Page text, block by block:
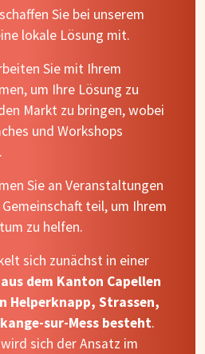
Sie bei unserem
lokale Lösung mit.
Sie mit Ihrem
um Ihre Lösung zu
Markt zu bringen, wobei
und Workshops
Sie an Veranstaltungen
teil, um Ihrem
zu helfen.
sich zunächst in einer
dem Kanton Capellen
Helperknapp, Strassen,
sur-Mess besteht.
sich der Ansatz im